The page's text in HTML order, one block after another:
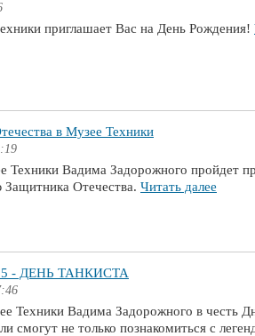
приглашает Вас на День Рождения!
в Музее Техники
Техники Вадима Задорожного пройдет
Отечества. Читать далее
- ДЕНЬ ТАНКИСТА
Техники Вадима Задорожного в честь
смогут не только познакомиться с